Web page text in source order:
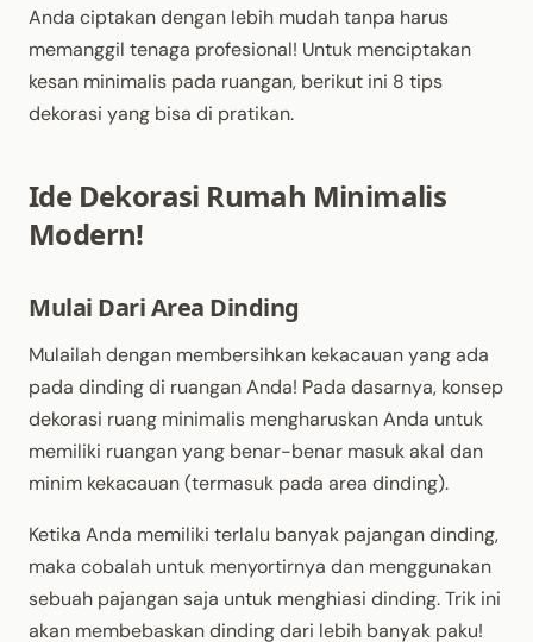
Anda ciptakan dengan lebih mudah tanpa harus
memanggil tenaga profesional! Untuk menciptakan
kesan minimalis pada ruangan, berikut ini 8 tips
dekorasi yang bisa di pratikan.
Ide Dekorasi Rumah Minimalis
Modern!
Mulai Dari Area Dinding
Mulailah dengan membersihkan kekacauan yang ada
pada dinding di ruangan Anda! Pada dasarnya, konsep
dekorasi ruang minimalis mengharuskan Anda untuk
memiliki ruangan yang benar-benar masuk akal dan
minim kekacauan (termasuk pada area dinding).
Ketika Anda memiliki terlalu banyak pajangan dinding,
maka cobalah untuk menyortirnya dan menggunakan
sebuah pajangan saja untuk menghiasi dinding. Trik ini
akan membebaskan dinding dari lebih banyak paku!